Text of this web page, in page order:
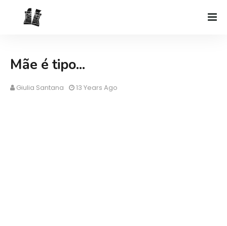
Mãe é tipo...
Giulia Santana 13 Years Ago